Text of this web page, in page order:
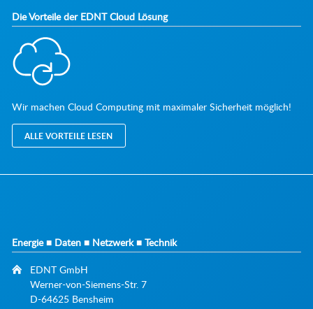
Die Vorteile der EDNT Cloud Lösung
Wir machen Cloud Computing mit maximaler Sicherheit möglich!
ALLE VORTEILE LESEN
Energie ■ Daten ■ Netzwerk ■ Technik
EDNT GmbH
Werner-von-Siemens-Str. 7
D-64625 Bensheim